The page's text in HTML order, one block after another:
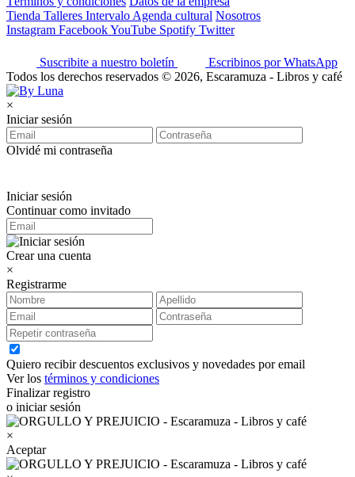
Tienda Talleres Intervalo Agenda cultural Nosotros
Instagram FacebookYouTube Spotify Twitter
Suscribite a nuestro boletín
Escribinos por WhatsApp
Todos los derechos reservados © 2026, Escaramuza - Libros y café
×
Iniciar sesión
Olvidé mi contraseña
Iniciar sesión
Continuar como invitado
Crear una cuenta
×
Registrarme
Quiero recibir descuentos exclusivos y novedades por email
Ver los términos y condiciones
Finalizar registro
o iniciar sesión
×
Aceptar